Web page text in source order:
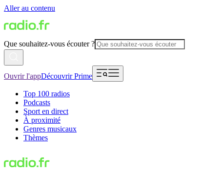
Aller au contenu
Que souhaitez-vous écouter ?
Ouvrir l'appDécouvrir Prime
Top 100 radios
Podcasts
Sport en direct
À proximité
Genres musicaux
Thèmes